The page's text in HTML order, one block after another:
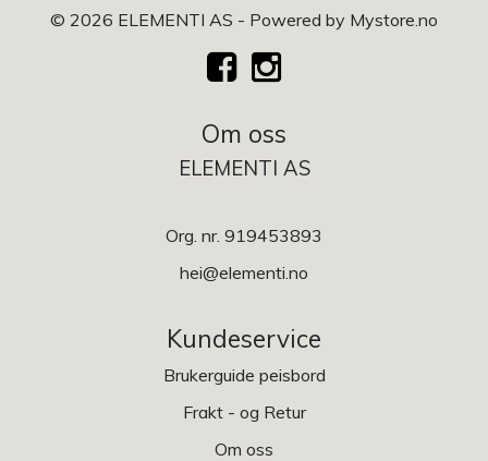
© 2026 ELEMENTI AS - Powered by Mystore.no
Om oss
ELEMENTI AS
Org. nr. 919453893
hei@elementi.no
Kundeservice
Brukerguide peisbord
Frakt - og Retur
Om oss